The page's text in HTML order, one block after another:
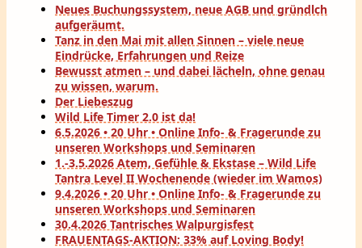
Neues Buchungssystem, neue AGB und gründlch
aufgeräumt.
Tanz in den Mai mit allen Sinnen – viele neue
Eindrücke, Erfahrungen und Reize
Bewusst atmen – und dabei lächeln, ohne genau
zu wissen, warum.
Der Liebeszug
Wild Life Timer 2.0 ist da!
6.5.2026 • 20 Uhr • Online Info- & Fragerunde zu
unseren Workshops und Seminaren
1.-3.5.2026 Atem, Gefühle & Ekstase – Wild Life
Tantra Level II Wochenende (wieder im Wamos)
9.4.2026 • 20 Uhr • Online Info- & Fragerunde zu
unseren Workshops und Seminaren
30.4.2026 Tantrisches Walpurgisfest
FRAUENTAGS-AKTION: 33% auf Loving Body!